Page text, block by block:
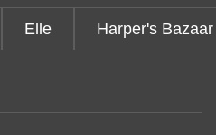
Elle Harper's Bazaar